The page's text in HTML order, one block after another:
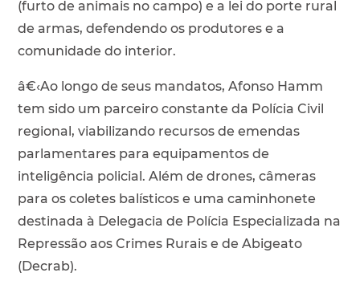
(furto de animais no campo) e a lei do porte rural
de armas, defendendo os produtores e a
comunidade do interior.
â€‹Ao longo de seus mandatos, Afonso Hamm
tem sido um parceiro constante da Polícia Civil
regional, viabilizando recursos de emendas
parlamentares para equipamentos de
inteligência policial. Além de drones, câmeras
para os coletes balísticos e uma caminhonete
destinada à Delegacia de Polícia Especializada na
Repressão aos Crimes Rurais e de Abigeato
(Decrab).